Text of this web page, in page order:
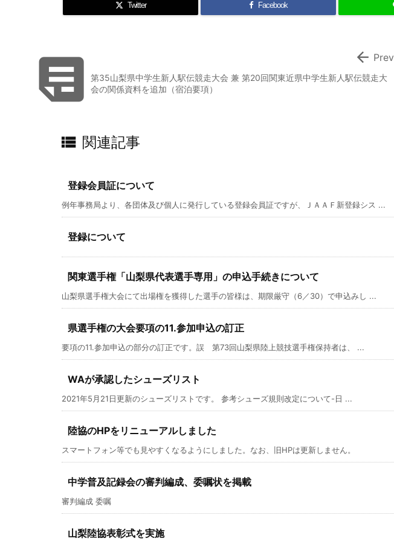
Twitter Facebook
第35山梨県中学生新人駅伝競走大会 兼 第20回関東近県中学生新人駅伝競走大
会の関係資料を追加（宿泊要項）
 Prev
 関連記事
登録会員証について
例年事務局より、各団体及び個人に発行している登録会員証ですが、ＪＡＡＦ新登録シス ...
登録について
関東選手権「山梨県代表選手専用」の申込手続きについて
山梨県選手権大会にて出場権を獲得した選手の皆様は、期限厳守（6／30）で申込みし ...
県選手権の大会要項の11.参加申込の訂正
要項の11.参加申込の部分の訂正です。誤 第73回山梨県陸上競技選手権保持者は、 ...
WAが承認したシューズリスト
2021年5月21日更新のシューズリストです。 参考シューズ規則改定について-日 ...
陸協のHPをリニューアルしました
スマートフォン等でも見やすくなるようにしました。なお、旧HPは更新しません。
中学普及記録会の審判編成、委嘱状を掲載
審判編成 委嘱
山梨陸協表彰式を実施